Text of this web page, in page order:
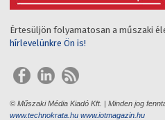
Értesüljön folyamatosan a műszaki
hírlevelünkre Ön is!
© Műszaki Média Kiadó Kft. | Minden jog
www.technokrata.hu www.iotmagazin.hu